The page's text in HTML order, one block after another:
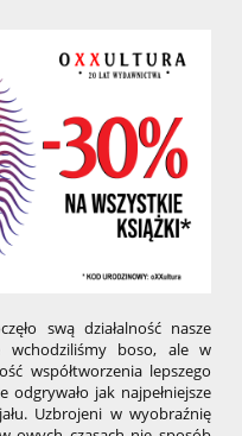
swą działalność nasze
wchodziliśmy boso, ale w
współtworzenia lepszego
jak najpełniejsze
Uzbrojeni w wyobraźnię